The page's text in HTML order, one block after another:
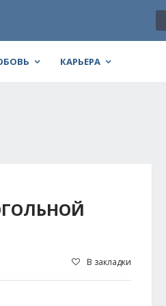
КАРЬЕРА
В закладки